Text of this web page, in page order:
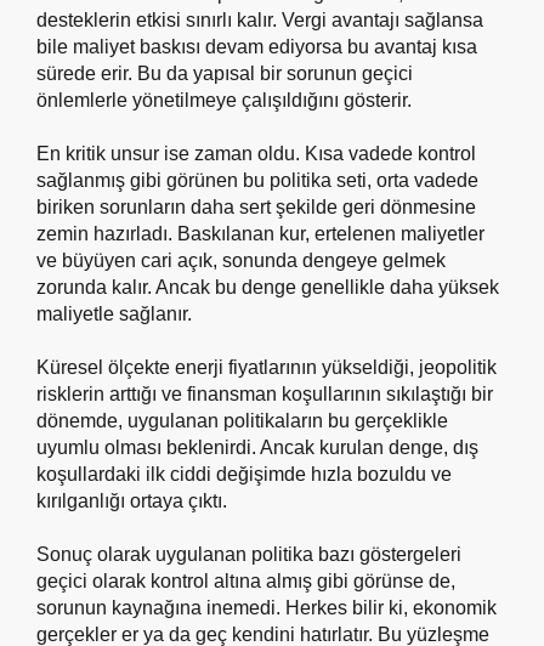
desteklerin etkisi sınırlı kalır. Vergi avantajı sağlansa
bile maliyet baskısı devam ediyorsa bu avantaj kısa
sürede erir. Bu da yapısal bir sorunun geçici
önlemlerle yönetilmeye çalışıldığını gösterir.
En kritik unsur ise zaman oldu. Kısa vadede kontrol
sağlanmış gibi görünen bu politika seti, orta vadede
biriken sorunların daha sert şekilde geri dönmesine
zemin hazırladı. Baskılanan kur, ertelenen maliyetler
ve büyüyen cari açık, sonunda dengeye gelmek
zorunda kalır. Ancak bu denge genellikle daha yüksek
maliyetle sağlanır.
Küresel ölçekte enerji fiyatlarının yükseldiği, jeopolitik
risklerin arttığı ve finansman koşullarının sıkılaştığı bir
dönemde, uygulanan politikaların bu gerçeklikle
uyumlu olması beklenirdi. Ancak kurulan denge, dış
koşullardaki ilk ciddi değişimde hızla bozuldu ve
kırılganlığı ortaya çıktı.
Sonuç olarak uygulanan politika bazı göstergeleri
geçici olarak kontrol altına almış gibi görünse de,
sorunun kaynağına inemedi. Herkes bilir ki, ekonomik
gerçekler er ya da geç kendini hatırlatır. Bu yüzleşme